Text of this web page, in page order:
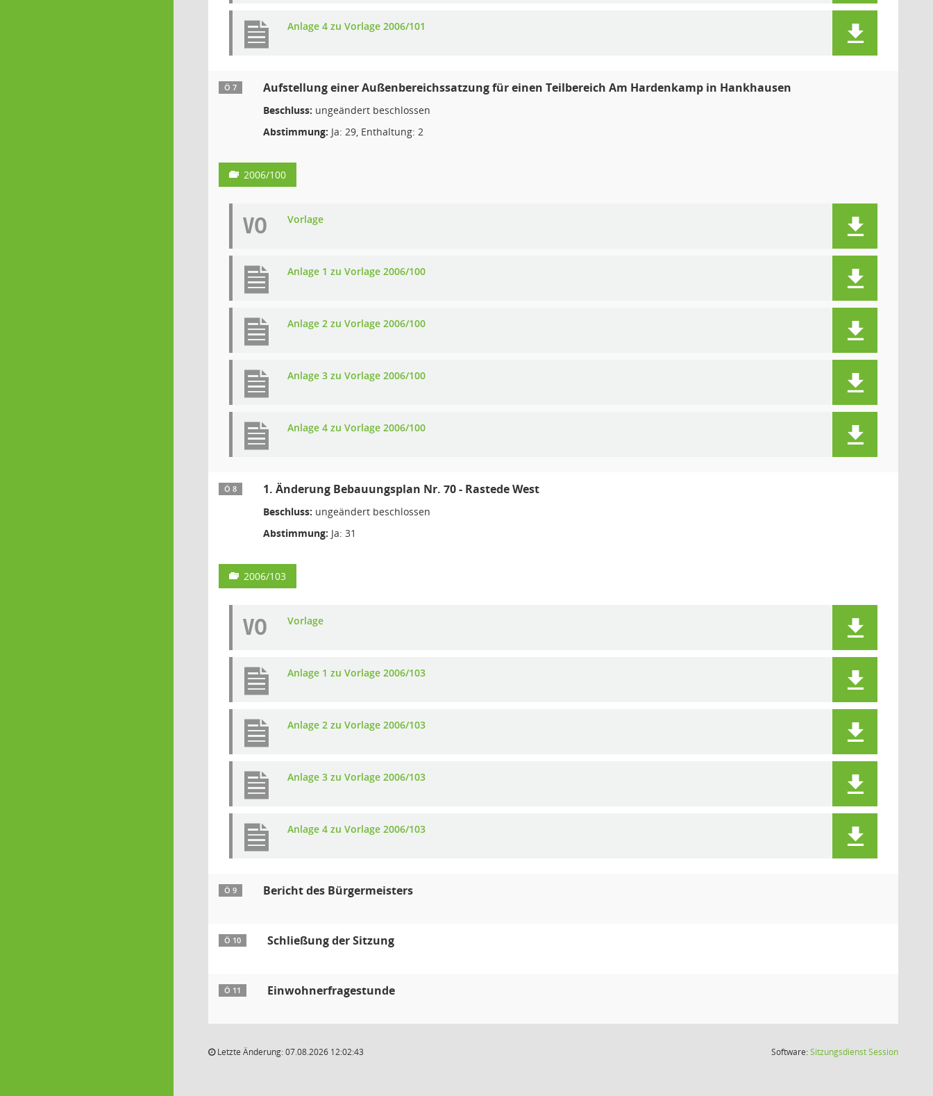
Anlage 4 zu Vorlage 2006/101
Ö 7 Aufstellung einer Außenbereichssatzung für einen Teilbereich Am Hardenkamp in Hankhausen
Beschluss: ungeändert beschlossen
Abstimmung: Ja: 29, Enthaltung: 2
2006/100
VO Vorlage
Anlage 1 zu Vorlage 2006/100
Anlage 2 zu Vorlage 2006/100
Anlage 3 zu Vorlage 2006/100
Anlage 4 zu Vorlage 2006/100
Ö 8 1. Änderung Bebauungsplan Nr. 70 - Rastede West
Beschluss: ungeändert beschlossen
Abstimmung: Ja: 31
2006/103
VO Vorlage
Anlage 1 zu Vorlage 2006/103
Anlage 2 zu Vorlage 2006/103
Anlage 3 zu Vorlage 2006/103
Anlage 4 zu Vorlage 2006/103
Ö 9 Bericht des Bürgermeisters
Ö 10 Schließung der Sitzung
Ö 11 Einwohnerfragestunde
Letzte Änderung: 07.08.2026 12:02:43 Software:SitzungsdienstSession(Wird in